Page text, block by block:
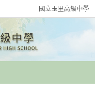
國立玉里高級中學